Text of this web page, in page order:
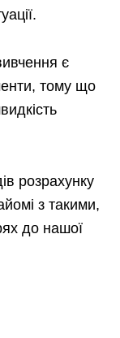
є
тому що
розрахунку
з такими,
до нашої